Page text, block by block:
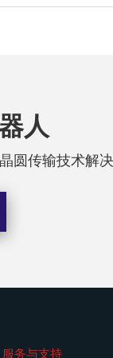
人
圆传输技术解
服务与支持